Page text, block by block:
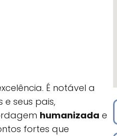
É notável a
seus pais,
humanizada e
fortes que